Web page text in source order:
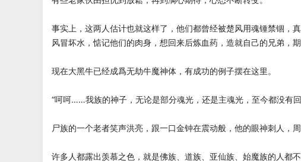
事实上，这两人估计也就这样了，他们都曾经被楚风用魂锺禁锢，
风冒坏水，惦记他们的肉身，想回来后炼血药，造就自己的兄弟，
现在大黑牛已经成爲无劫牛魔神体，有成功的例子摆在这里。
“呵呵……我族的神子，无论是部分魂光，还是主魂光，至今都没有
尸族的一个老者笑声洪亮，跟一口金钟在震动般，他的眼神刺人，
许多人都露出羡慕之色，就是佛族、道族、亚仙族、始魔族的人都